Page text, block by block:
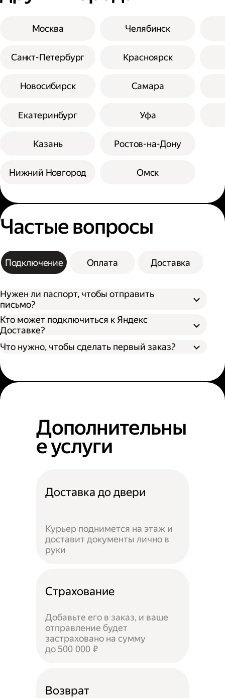
Москва
Санкт-Петербург
Новосибирск
Екатеринбург
Казань
Нижний Новгород
Челябинск
Красноярск
Самара
Уфа
Ростов-на-Дону
Омск
Частые вопросы
Подключение Оплата Доставка
Нужен ли паспорт, чтобы отправить
письмо?
Кто может подключиться к Яндекс
Доставке?
Что нужно, чтобы сделать первый заказ?
Дополнительны
е услуги
Доставка до двери
Курьер поднимется на этаж и
доставит документы лично в
руки
Страхование
Добавьте его в заказ, и ваше
отправление будет
застраховано на сумму
до 500 000 ₽
Возврат